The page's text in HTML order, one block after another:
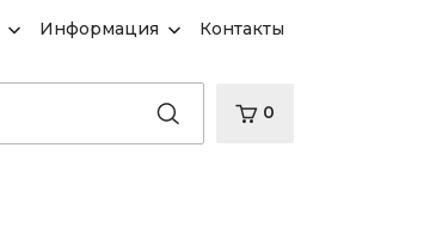
Информация Контакты
0